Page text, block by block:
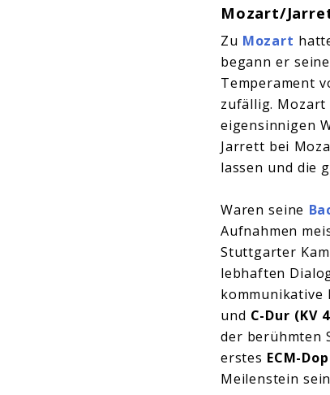
Mozart/
Zu Mozart
begann er
Temperament
zufällig. Mozart
eigensinnigen
Jarrett bei
lassen und die
Waren seine
Aufnahmen
Stuttgarter
lebhaften
kommunikative
und C-Dur (KV
der berühmten
erstes ECM-
Meilenstein